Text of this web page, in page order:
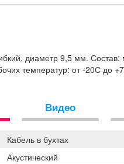
диаметр 9,5 мм.
температур: от -20С до
Видео
Кабель в бухтах
Акустический